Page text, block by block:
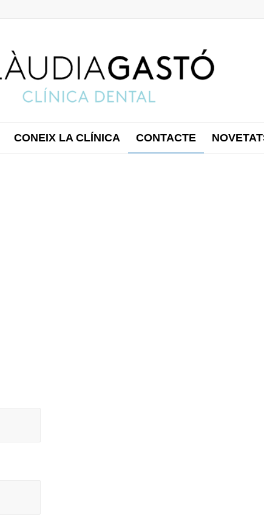
CONEIX LA CLÍNICA CONTACTE